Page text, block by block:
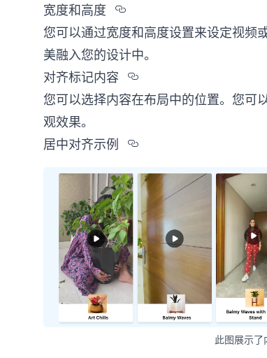
宽度和高度
Section titled
您可以通过宽度和高度设置来设定视频
美融入您的设计中。
对齐标记内容
Section titled
您可以选择内容在布局中的位置。您可
观效果。
居中对齐示例
Section titled
此图展示了